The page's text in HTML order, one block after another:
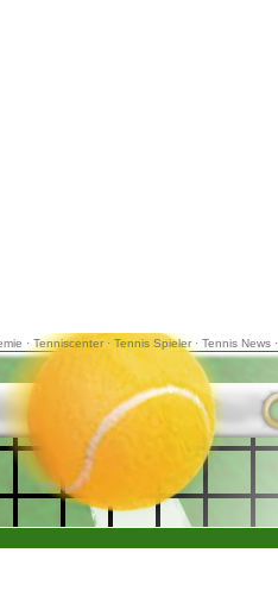
· Tenniscenter· Tennis Spieler· Tennis News·